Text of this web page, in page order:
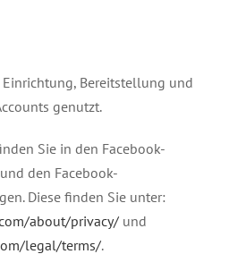
Einrichtung, Bereitstellung und
genutzt.
Sie in den Facebook-
den Facebook-
Diese finden Sie unter:
about/privacy/ und
legal/terms/.